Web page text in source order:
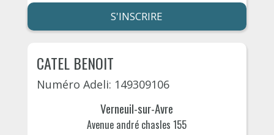
S'INSCRIRE
CATEL BENOIT
Numéro Adeli: 149309106
Verneuil-sur-Avre
Avenue andré chasles 155